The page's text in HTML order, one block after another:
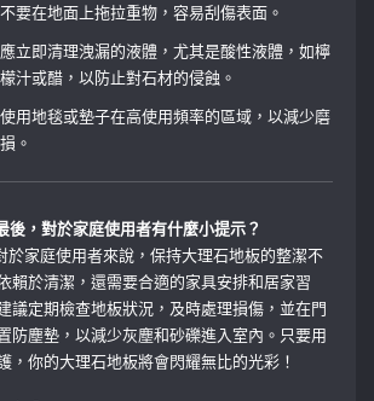
不要在地面上拖拉重物，容易刮傷表面。
應立即清理洩漏的液體，尤其是酸性液體，如檸
檬汁或醋，以防止對石材的侵蝕。
使用地毯或墊子在高使用頻率的區域，以減少磨
損。
後，對於家庭使用者有什麼小提示？
於家庭使用者來說，保持大理石地板的整潔不
賴於清潔，還需要合適的家具安排和居家習
議定期檢查地板狀況，及時處理損傷，並在門
防塵墊，以減少灰塵和砂礫進入室內。只要用
，你的大理石地板將會閃耀無比的光彩！